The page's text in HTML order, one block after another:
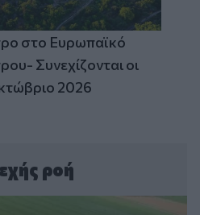
στο Ευρωπαϊκό
Συνεχίζονται οι
2026
ροή